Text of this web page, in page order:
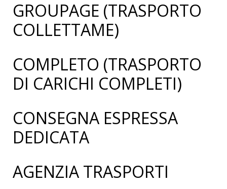
GROUPAGE (TRASPORTO
COLLETTAME)
COMPLETO (TRASPORTO
DI CARICHI COMPLETI)
CONSEGNA ESPRESSA
DEDICATA
AGENZIA TRASPORTI